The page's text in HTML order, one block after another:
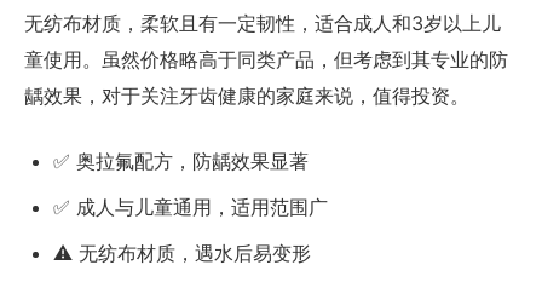
无纺布材质，柔软且有一定韧性，适合成人和3岁以上儿
童使用。虽然价格略高于同类产品，但考虑到其专业的防
龋效果，对于关注牙齿健康的家庭来说，值得投资。
✅ 奥拉氟配方，防龋效果显著
✅ 成人与儿童通用，适用范围广
⚠️ 无纺布材质，遇水后易变形